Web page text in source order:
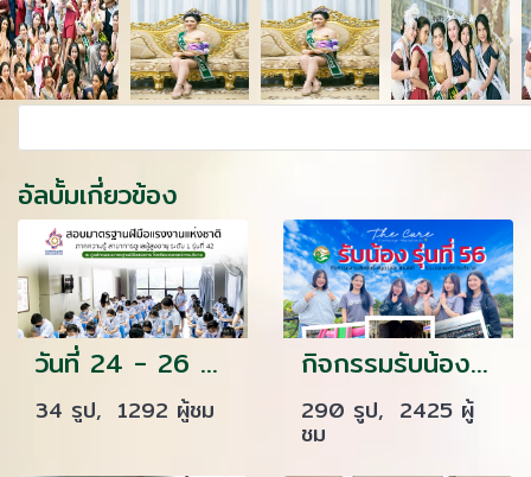
อัลบั้มเกี่ยวข้อง
วันที่ 24 - 26 มิถุนายน 2565 นักเรียนพนักงานผู้การบริบาล รุ่น 42 สอบมาตรฐานฝีมือแรงงานแห่งชาติ ภาคความสามารถ สาขาการดูแลผู้สูงอายุ ระดับที่ 1 ณ ศูนย์ทดสอบมาตรฐานฝีมือแรงงาน โรงเรียนเดอะแคร์การบริบาล
34 รูป, 1292 ผู้ชม
กิจกรรมรับน้อง นักเรียนรุ่น ที่ 56
290 รูป, 2425 ผู้
ชม